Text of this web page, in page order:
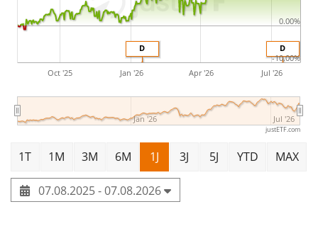
D
D
Oct '25 Jan '26 Apr '26 Jul '26
Jan '26 Jul '26
-10.00%
0.00%
justETF.com
1T 1M 3M 6M 1J 3J 5J YTD MAX
07.08.2025 - 07.08.2026